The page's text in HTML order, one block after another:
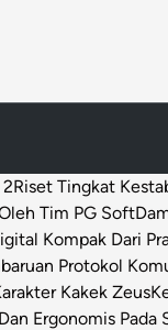
Riset Tingkat
Tim PG Soft
Kompak Dari
Protokol
Kakek Zeus
Ergonomis Pada